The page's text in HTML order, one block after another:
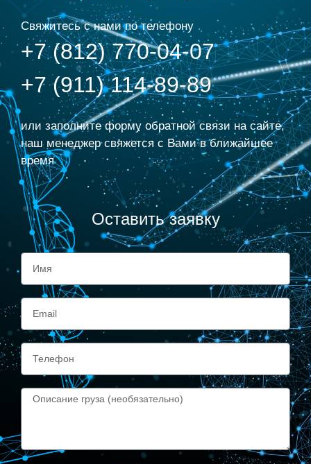
Свяжитесь с нами по телефону
+7 (812) 770-04-07
+7 (911) 114-89-89
или заполните форму обратной связи на сайте,
наш менеджер свяжется с Вами в ближайшее
время
Оставить заявку